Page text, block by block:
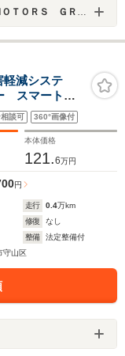
ＲＳ ＧＲＯＵＰ
減システ
スマートキ
ートライト
生 電動格納
談可 360°画像付
本体価格
121.6万円
円
走行 0.4万km
修復
なし
整備
法定整備付
守山区